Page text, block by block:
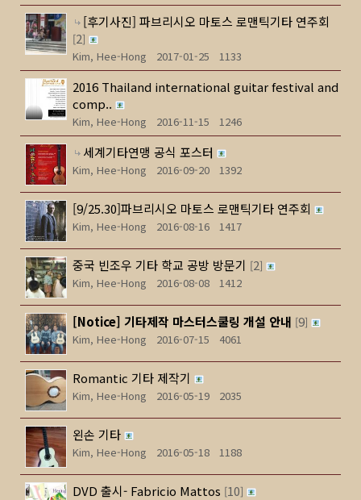
[후기사진] 파브리시오 마토스 로맨틱기타 연주회
[2]
Kim, Hee-Hong
2017-01-25 1133
2016 Thailand international guitar festival and
comp..
Kim, Hee-Hong 2016-11-15 1246
세계기타연맹 공식 포스터
Kim, Hee-Hong 2016-09-20 1392
[9/25.30]파브리시오 마토스 로맨틱기타 연주회
Kim, Hee-Hong 2016-08-16 1417
중국 빈조우 기타 학교 공방 방문기 [2]
Kim, Hee-Hong
2016-08-08 1412
[Notice] 기타제작 마스터스쿨링 개설 안내 [9]
Kim, Hee-Hong
2016-07-15 4061
Romantic 기타 제작기
Kim, Hee-Hong 2016-05-19 2035
왼손 기타
Kim, Hee-Hong 2016-05-18 1188
DVD 출시- Fabricio Mattos [10]